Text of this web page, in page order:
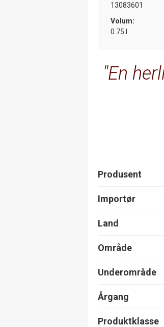
13083601
Volum:
0.75 l
En
Produsent
Importør
Land
Område
Underområde
Årgang
Produktklasse